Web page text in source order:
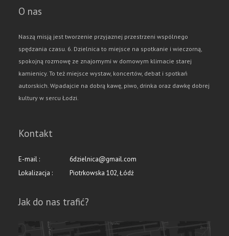
O nas
Naszą misją jest tworzenie przyjaznej przestrzeni wspólnego
spędzania czasu. 6. Dzielnica to miejsce na spotkanie i wieczorną,
spokojną rozmowę ze znajomymi w domowym klimacie starej
kamienicy. To też miejsce wystaw, koncertów, debat i spotkań
autorskich. Wpadajcie na dobrą kawę, piwo, drinka oraz dawkę dobrej
kultury w sercu Łodzi.
Kontakt
E-mail :
6dzielnica@gmail.com
Lokalizacja :
Piotrkowska 102, Łódź
Jak do nas trafić?